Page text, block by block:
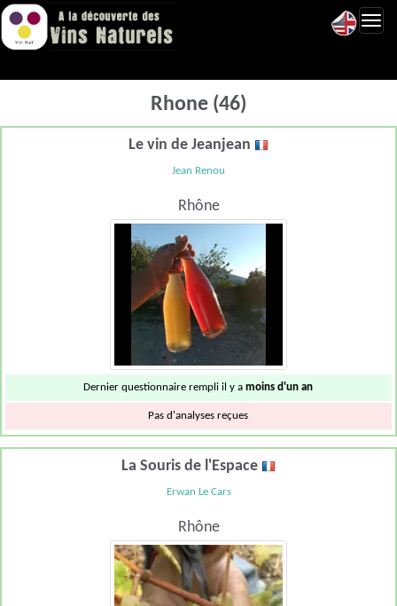
Rhone (46)
Le vin de Jeanjean
Jean Renou
Rhône
Dernier questionnaire rempli il y amoins d'un an
Pas d'analyses reçues
La Souris de l'Espace
Erwan Le Cars
Rhône